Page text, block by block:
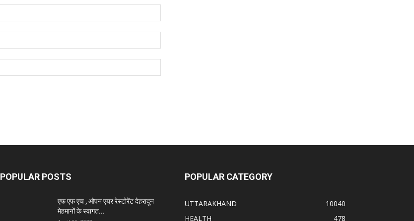
POPULAR POSTS
एफ एफ एच , ओपन एयर रेस्टोरेंट देहरादून
मेहमानों के स्वागत...
POPULAR CATEGORY
UTTARAKHAND
10040
HEALTH
478